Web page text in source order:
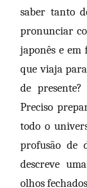
saber tanto
pronunciar
japonês e em
que viaja
de
Preciso
todo o
profusão de
descreve
olhos